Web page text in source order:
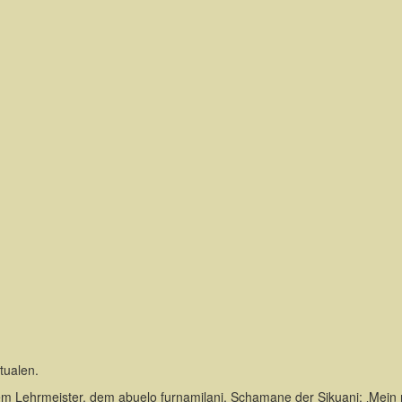
Lehrmeister, dem abuelo furnamilani, Schamane der Sikuani: